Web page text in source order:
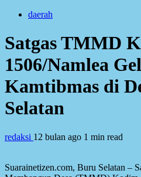
daerah
Satgas TMMD
1506/Namlea
Kamtibmas di
Selatan
redaksi 12 bulan ago 1 min read
Suarainetizen.com, Buru Selatan –